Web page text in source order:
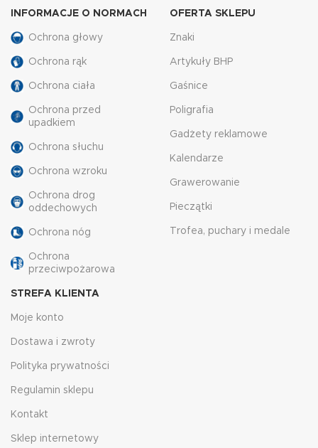
INFORMACJE O NORMACH
Ochrona głowy
Ochrona rąk
Ochrona ciała
Ochrona przed
upadkiem
Ochrona słuchu
Ochrona wzroku
Ochrona drog
oddechowych
Ochrona nóg
Ochrona
przeciwpożarowa
OFERTA SKLEPU
Znaki
Artykuły BHP
Gaśnice
Poligrafia
Gadżety reklamowe
Kalendarze
Grawerowanie
Pieczątki
Trofea, puchary i medale
STREFA KLIENTA
Moje konto
Dostawa i zwroty
Polityka prywatności
Regulamin sklepu
Kontakt
Sklep internetowy